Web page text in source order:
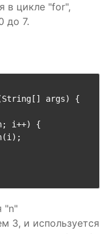
в цикле "for",
до 7.
args) {
i++) {
"n"
3, и используется